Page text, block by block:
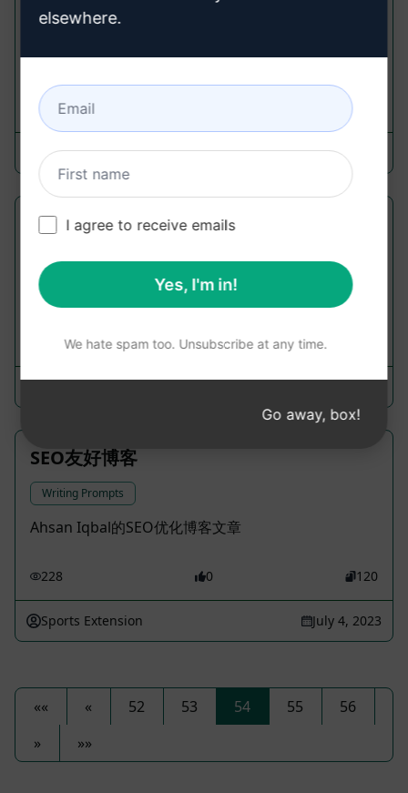
创建深入的文章。非常好的格式，轻松复制粘贴到任
FAQ
184
Morten August 15, 2023
创建并插入链接标题属性HTML
Writing Prompts
创建并插入链接标题属性HTML
0
SEO友好博客
Writing Prompts
Ahsan Iqbal的SEO优化博客文章
228 0 120
Sports Extension July 4, 2023
«« « 52 53 54 55
56
»
»»
elsewhere.
I agree to receive emails
Yes, I'm in!
We hate spam too. Unsubscribe at any time.
Go away, box!